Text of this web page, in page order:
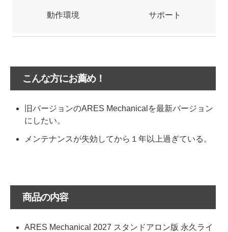
動作環境 サポート
こんな方にお薦め！
旧バージョンのARES Mechanicalを最新バージョン
にしたい。
メンテナンスが失効してから１年以上過ぎている。
商品の内容
ARES Mechanical 2027 スタンドアロン版 永久ライ